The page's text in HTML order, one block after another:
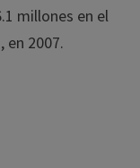
millones en el
en 2007.